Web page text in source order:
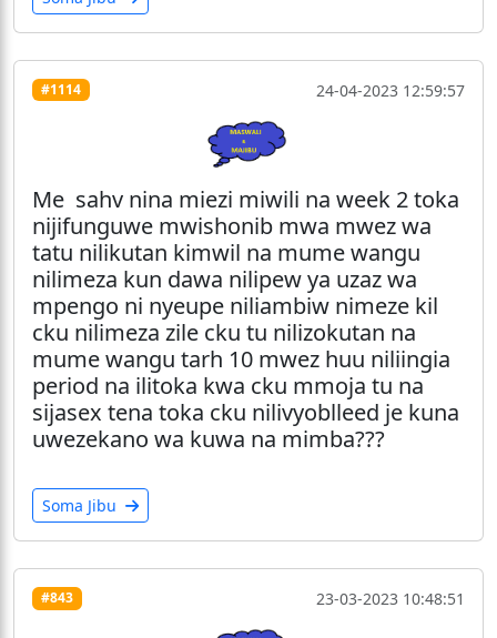
#1114 24-04-2023 12:59:57
Me sahv nina miezi miwili na week 2 toka
nijifunguwe mwishonib mwa mwez wa
tatu nilikutan kimwil na mume wangu
nilimeza kun dawa nilipew ya uzaz wa
mpengo ni nyeupe niliambiw nimeze kil
cku nilimeza zile cku tu nilizokutan na
mume wangu tarh 10 mwez huu niliingia
period na ilitoka kwa cku mmoja tu na
sijasex tena toka cku nilivyoblleed je kuna
uwezekano wa kuwa na mimba???
Soma Jibu
#843 23-03-2023 10:48:51